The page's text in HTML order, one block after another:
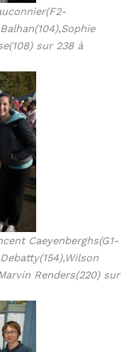
sur 238 à
Caeyenberghs(G1-
Renders(220) sur